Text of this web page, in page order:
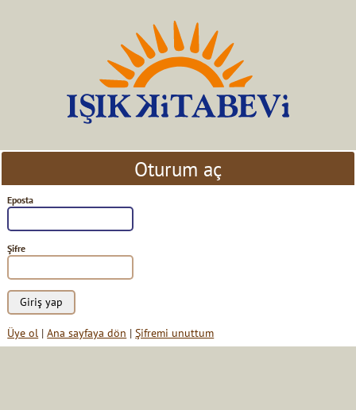
Oturum aç
Eposta
Şifre
Üye ol |Ana sayfaya dön |Şifremi unuttum